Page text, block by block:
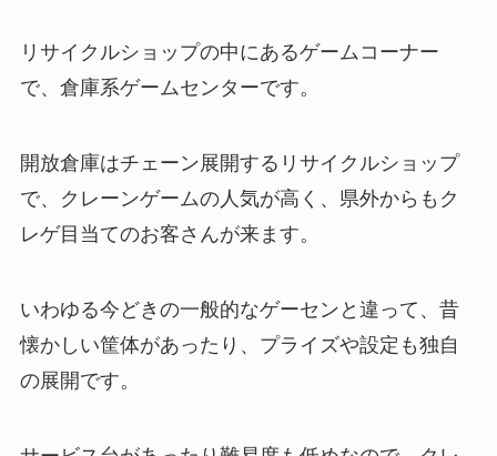
リサイクルショップの中にあるゲームコーナー
で、倉庫系ゲームセンターです。
開放倉庫はチェーン展開するリサイクルショップ
で、クレーンゲームの人気が高く、県外からもク
レゲ目当てのお客さんが来ます。
いわゆる今どきの一般的なゲーセンと違って、昔
懐かしい筐体があったり、プライズや設定も独自
の展開です。